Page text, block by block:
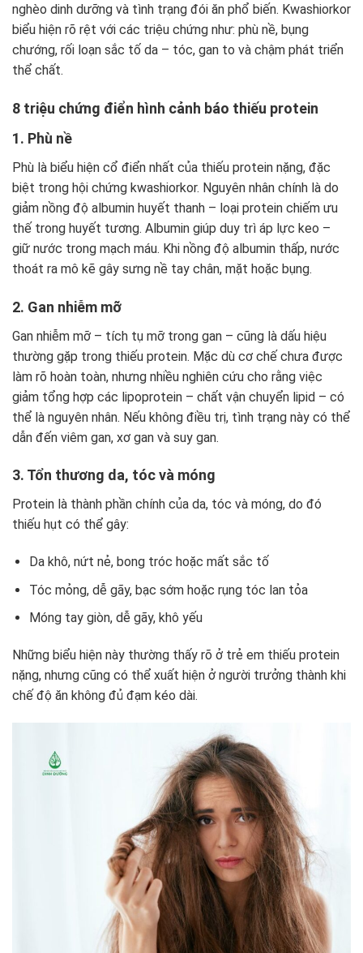
nghèo dinh dưỡng và tình trạng đói ăn phổ biến. Kwashiorkor
biểu hiện rõ rệt với các triệu chứng như: phù nề, bụng
chướng, rối loạn sắc tố da – tóc, gan to và chậm phát triển
thể chất.
8 triệu chứng điển hình cảnh báo thiếu protein
1. Phù nề
Phù là biểu hiện cổ điển nhất của thiếu protein nặng, đặc
biệt trong hội chứng kwashiorkor. Nguyên nhân chính là do
giảm nồng độ albumin huyết thanh – loại protein chiếm ưu
thế trong huyết tương. Albumin giúp duy trì áp lực keo –
giữ nước trong mạch máu. Khi nồng độ albumin thấp, nước
thoát ra mô kẽ gây sưng nề tay chân, mặt hoặc bụng.
2. Gan nhiễm mỡ
Gan nhiễm mỡ – tích tụ mỡ trong gan – cũng là dấu hiệu
thường gặp trong thiếu protein. Mặc dù cơ chế chưa được
làm rõ hoàn toàn, nhưng nhiều nghiên cứu cho rằng việc
giảm tổng hợp các lipoprotein – chất vận chuyển lipid – có
thể là nguyên nhân. Nếu không điều trị, tình trạng này có thể
dẫn đến viêm gan, xơ gan và suy gan.
3. Tổn thương da, tóc và móng
Protein là thành phần chính của da, tóc và móng, do đó
thiếu hụt có thể gây:
Da khô, nứt nẻ, bong tróc hoặc mất sắc tố
Tóc mỏng, dễ gãy, bạc sớm hoặc rụng tóc lan tỏa
Móng tay giòn, dễ gãy, khô yếu
Những biểu hiện này thường thấy rõ ở trẻ em thiếu protein
nặng, nhưng cũng có thể xuất hiện ở người trưởng thành khi
chế độ ăn không đủ đạm kéo dài.